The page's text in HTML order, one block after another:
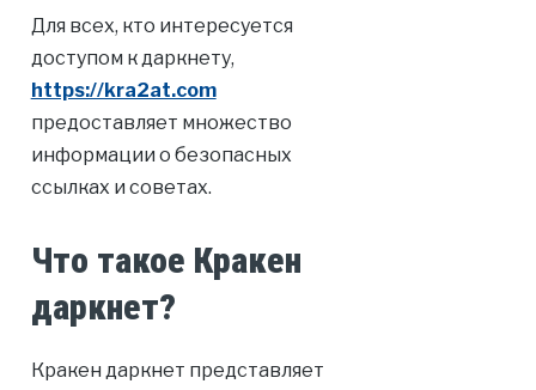
Для всех, кто интересуется
доступом к даркнету,
https://kra2at.com
предоставляет множество
информации о безопасных
ссылках и советах.
Что такое Кракен
даркнет?
Кракен даркнет представляет